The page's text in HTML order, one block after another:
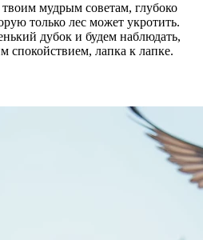
мудрым советам, глубоко
только лес может укротить.
дубок и будем наблюдать,
спокойствием, лапка к лапке.